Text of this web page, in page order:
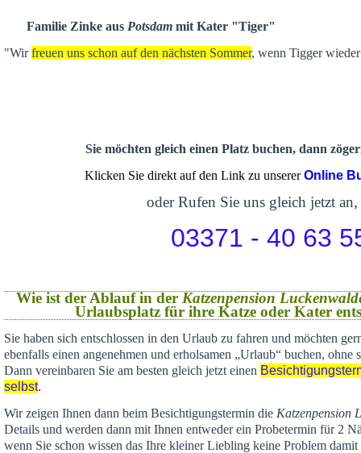
Familie Zinke aus Potsdam mit Kater "Tiger"
"Wirfreuen uns schon auf den nächsten Sommer, wenn Tigger
Sie möchten gleich einen Platz buchen, dann
Klicken Sie direkt auf den Link zu unsererOnline
oder Rufen Sie uns gleich jetzt an,
03371 - 40 63
Wie ist der Ablauf in der Katzenpension
Urlaubsplatz für ihre Katze oder Kater
Sie haben sich entschlossen in den Urlaub zu fahren und möchten
ebenfalls einen angenehmen und erholsamen „Urlaub“ buchen, ohne
Dann vereinbaren Sie am besten gleich jetzt einen
selbst.
Wir zeigen Ihnen dann beim Besichtigungstermin die Katzenpension
Details und werden dann mit Ihnen entweder ein Probetermin für 2
wenn Sie schon wissen das Ihre kleiner Liebling keine Problem